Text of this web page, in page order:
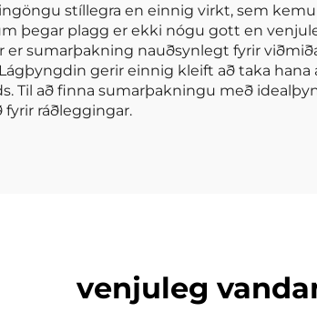
stíllegra en einnig virkt, sem
þegar plagg er ekki nógu gott en
sumarþakning nauðsynlegt fyrir
gerir einnig kleift að taka
Til að finna sumarþakningu með
ráðleggingar.
venjuleg